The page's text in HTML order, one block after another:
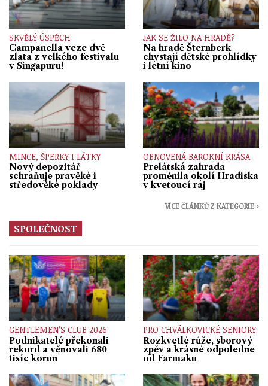
SKVĚLÝ ÚSPĚCH
Campanella veze dvě
zlata z velkého festivalu
v Singapuru!
JAK SE ŽILO NA HRADĚ?
Na hradě Šternberk
chystají dětské prohlídky
i letní kino
MINCE, ŠPERKY I LÁTKY
Nový depozitář
schraňuje pravěké i
středověké poklady
OBNOVENÁ BAROKNÍ KRÁSA
Prelátská zahrada
proměnila okolí Hradiska
v kvetoucí ráj
VÍCE ČLÁNKŮ Z KATEGORIE ›
SPOLEČNOST
GENTLEMEN’S CLUB 2026
Podnikatelé překonali
rekord a věnovali 680
tisíc korun
PRO CHVÁLKOVICKÉ SENIORY
Rozkvetlé růže, sborový
zpěv a krásné odpoledne
od Farmaku